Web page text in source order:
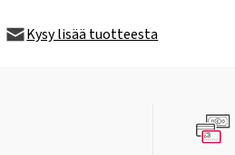
Kysy lisää tuotteesta